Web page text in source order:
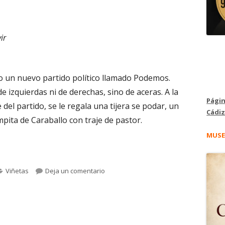
un nuevo partido político llamado Podemos.
izquierdas ni de derechas, sino de aceras. A la
partido, se le regala una tijera se podar, un
de Caraballo con traje de pastor.
Categorías
Viñetas Deja un comentario